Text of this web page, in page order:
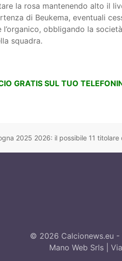
la rosa mantenendo alto il
di Beukema, eventuali
obbligando la
squadra.
GRATIS SUL TUO
2025 2026: il possibile 11
© 2026 Calcionews.eu
Mano Web Srls |